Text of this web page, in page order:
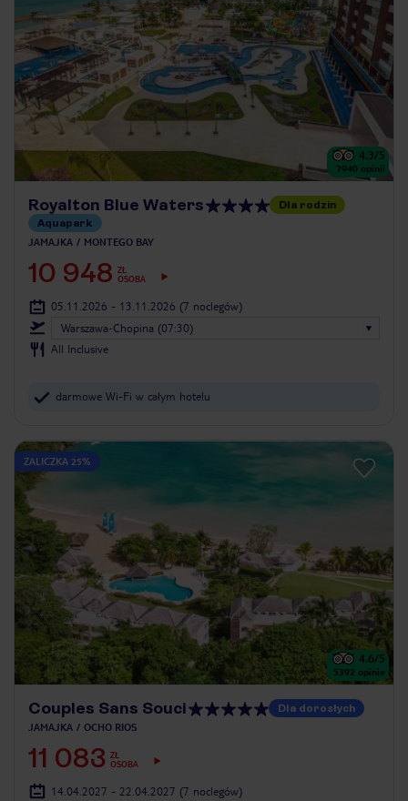
4.3/5
7940 opinii
Royalton Blue Waters
Dla rodzin
Aquapark
JAMAJKA MONTEGO BAY
10 948 ZŁ
OSOBA
05.11.2026 - 13.11.2026 (7 noclegów)
Warszawa-Chopina (07:30)
All Inclusive
darmowe Wi-Fi w całym hotelu
ZALICZKA 25%
4.6/5
5392 opinie
Couples Sans Souci Dla dorosłych
JAMAJKA OCHO RIOS
11 083 ZŁ
OSOBA
14.04.2027 - 22.04.2027 (7 noclegów)